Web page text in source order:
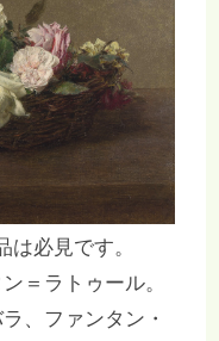
必見です。
＝ラトゥール。
、ファンタン・